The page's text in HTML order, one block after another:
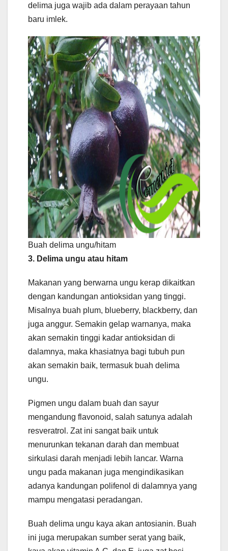
delima juga wajib ada dalam perayaan tahun
baru imlek.
Buah delima ungu/hitam
3. Delima ungu atau hitam
Makanan yang berwarna ungu kerap dikaitkan
dengan kandungan antioksidan yang tinggi.
Misalnya buah plum, blueberry, blackberry, dan
juga anggur. Semakin gelap warnanya, maka
akan semakin tinggi kadar antioksidan di
dalamnya, maka khasiatnya bagi tubuh pun
akan semakin baik, termasuk buah delima
ungu.
Pigmen ungu dalam buah dan sayur
mengandung flavonoid, salah satunya adalah
resveratrol. Zat ini sangat baik untuk
menurunkan tekanan darah dan membuat
sirkulasi darah menjadi lebih lancar. Warna
ungu pada makanan juga mengindikasikan
adanya kandungan polifenol di dalamnya yang
mampu mengatasi peradangan.
Buah delima ungu kaya akan antosianin. Buah
ini juga merupakan sumber serat yang baik,